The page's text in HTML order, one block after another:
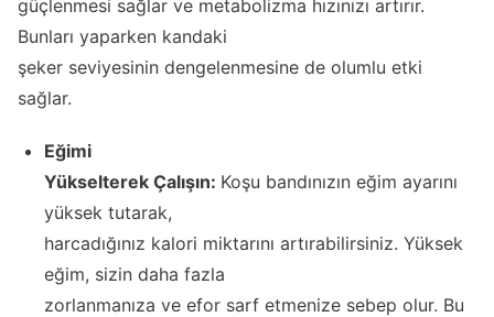
güçlenmesi sağlar ve metabolizma hızınızı artırır.
Bunları yaparken kandaki
şeker seviyesinin dengelenmesine de olumlu etki
sağlar.
Eğimi
Yükselterek Çalışın: Koşu bandınızın eğim ayarını
yüksek tutarak,
harcadığınız kalori miktarını artırabilirsiniz. Yüksek
eğim, sizin daha fazla
zorlanmanıza ve efor sarf etmenize sebep olur. Bu